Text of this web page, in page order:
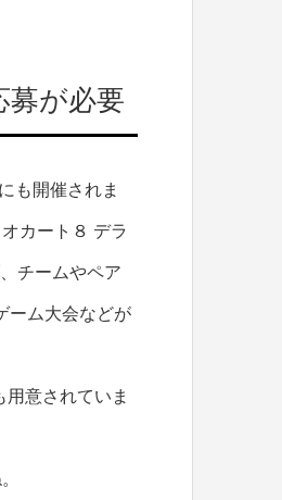
募が必要
も開催されま
カート８ デラ
チームやペア
ーム大会などが
意されていま